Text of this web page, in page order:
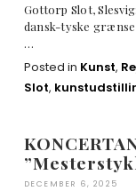
Gottorp Slot,
dansk-tyske
…
Posted in Kunst,
Slot,
DECEMBER 6, 2025